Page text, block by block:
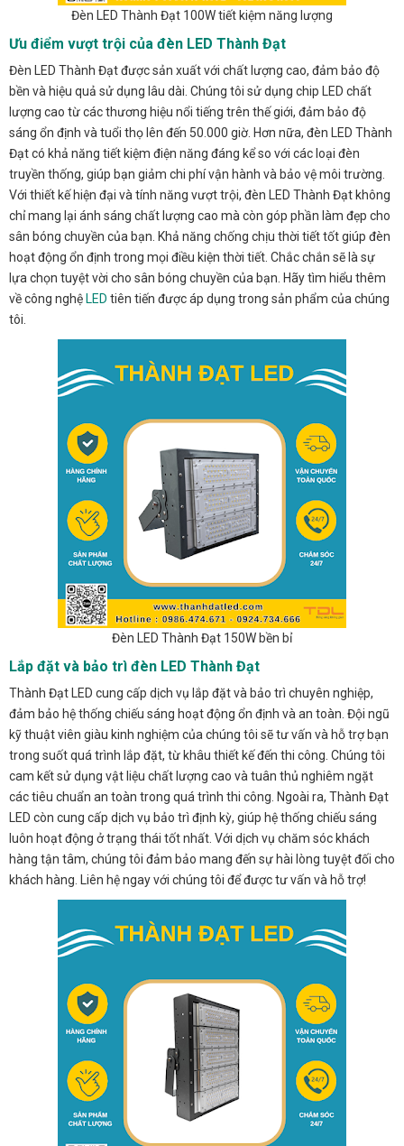
Đèn LED Thành Đạt 100W tiết kiệm năng lượng
Ưu điểm vượt trội của đèn LED Thành Đạt
Đèn LED Thành Đạt được sản xuất với chất lượng cao, đảm bảo độ
bền và hiệu quả sử dụng lâu dài. Chúng tôi sử dụng chip LED chất
lượng cao từ các thương hiệu nổi tiếng trên thế giới, đảm bảo độ
sáng ổn định và tuổi thọ lên đến 50.000 giờ. Hơn nữa, đèn LED Thành
Đạt có khả năng tiết kiệm điện năng đáng kể so với các loại đèn
truyền thống, giúp bạn giảm chi phí vận hành và bảo vệ môi trường.
Với thiết kế hiện đại và tính năng vượt trội, đèn LED Thành Đạt không
chỉ mang lại ánh sáng chất lượng cao mà còn góp phần làm đẹp cho
sân bóng chuyền của bạn. Khả năng chống chịu thời tiết tốt giúp đèn
hoạt động ổn định trong mọi điều kiện thời tiết. Chắc chắn sẽ là sự
lựa chọn tuyệt vời cho sân bóng chuyền của bạn. Hãy tìm hiểu thêm
về công nghệ LED tiên tiến được áp dụng trong sản phẩm của chúng
tôi.
Đèn LED Thành Đạt 150W bền bỉ
Lắp đặt và bảo trì đèn LED Thành Đạt
Thành Đạt LED cung cấp dịch vụ lắp đặt và bảo trì chuyên nghiệp,
đảm bảo hệ thống chiếu sáng hoạt động ổn định và an toàn. Đội ngũ
kỹ thuật viên giàu kinh nghiệm của chúng tôi sẽ tư vấn và hỗ trợ bạn
trong suốt quá trình lắp đặt, từ khâu thiết kế đến thi công. Chúng tôi
cam kết sử dụng vật liệu chất lượng cao và tuân thủ nghiêm ngặt
các tiêu chuẩn an toàn trong quá trình thi công. Ngoài ra, Thành Đạt
LED còn cung cấp dịch vụ bảo trì định kỳ, giúp hệ thống chiếu sáng
luôn hoạt động ở trạng thái tốt nhất. Với dịch vụ chăm sóc khách
hàng tận tâm, chúng tôi đảm bảo mang đến sự hài lòng tuyệt đối cho
khách hàng. Liên hệ ngay với chúng tôi để được tư vấn và hỗ trợ!